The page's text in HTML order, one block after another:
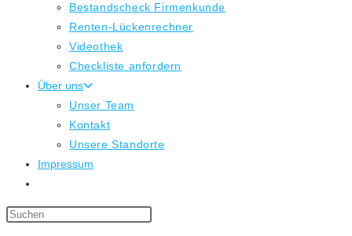
Bestandscheck Firmenkunde
Renten-Lückenrechner
Videothek
Checkliste anfordern
Über uns
Unser Team
Kontakt
Unsere Standorte
Impressum
umschalten